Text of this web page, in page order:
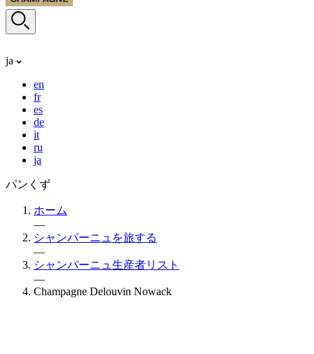
ja
en
fr
es
de
it
ru
ja
パンくず
ホーム
—
シャンパーニュを旅する
—
シャンパーニュ生産者リスト
—
Champagne Delouvin Nowack